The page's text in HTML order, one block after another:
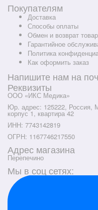
Покупателям
Доставка
Способы оплаты
Обмен и возврат
Гарантийное
Политика
Как оформить заказ
Напишите нам на
Реквизиты
ООО «ИКС Медика»
Юр. адрес: 125222, Россия,
корпус 1, квартира 42
ИНН: 7743142819
ОГРН: 1167746217550
Адрес магазина
Перепечино
Мы в соц сетях: